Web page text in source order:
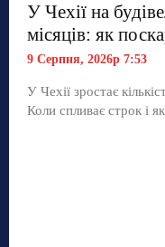
У Чехії на
місяців: як
9 Серпня, 2026р 7:53
У Чехії зростає
Коли спливає строк і